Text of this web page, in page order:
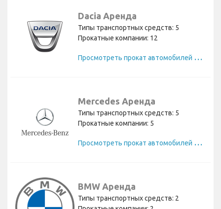
Dacia Аренда
Типы транспортных средств: 5
Прокатные компании: 12
П
росмотреть прокат автомобилей Dacia
Mercedes Аренда
Типы транспортных средств: 5
Прокатные компании: 5
П
росмотреть прокат автомобилей Mercedes
BMW Аренда
Типы транспортных средств: 2